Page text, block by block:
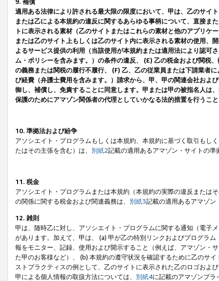
9. 補償
適用ある法律により許される最大限の限度において、甲は、乙のサイ
または乙による本規約の違反に関するあらゆる事柄について、直接ま
トに表示される素材（乙のサイトまたはこれらの素材と他のアプリ
または乙のサイト上もしくは乙のサイト内に表示される素材の使用、
よるサービス提供の利用（当該使用が本規約または適用法により認可
ム・ポリシーを含みます。）の条件の違反、 (E) 乙の税金および関税
の義務または関税の履行不履行、 (F) 乙、乙の従業員または下請業者
び経費（弁護士費用を含みます。）請求から、甲、甲の関連会社およ
御し、補償し、免責することに同意します。甲または甲の被指名人は
保護のためにアマゾン関係者の代理としていかなる法的措置を行うこ
10. 準拠法および紛争
アソシエイト・プログラムもしくは本規約、本規約に基づく取引もし
たはその主張を含む）は、 別紙2記載の適用あるアマゾン・サイトの
11. 税金
アソシエイト・プログラムまたは本規約（本規約の実際の違反または
の関係に関する税金および関連義務は、 別紙3記載の適用あるアマゾン
12. 雑則
甲は、随時乙に対し、アソシエイト・プログラムに関する通知（電子
があります。加えて、甲は、 (a) 甲が乙の特別リンクおよびプログラ
報をモニター、記録、使用および開示すること（例えば、アマゾン・
た甲のお客様など）、 (b) 本規約の遵守状況を確認するために乙のサ
ストプラクティスの例として、乙のサイトに表示された乙のロゴおよ
甲による個人情報の取扱方法については、 別紙4に記載のアマゾンプ